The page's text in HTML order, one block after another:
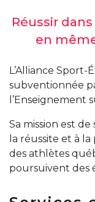
Réussir
en
L’Alliance
subventionnée
l’Enseignement
Sa mission est
la réussite et à
des athlètes
poursuivent des